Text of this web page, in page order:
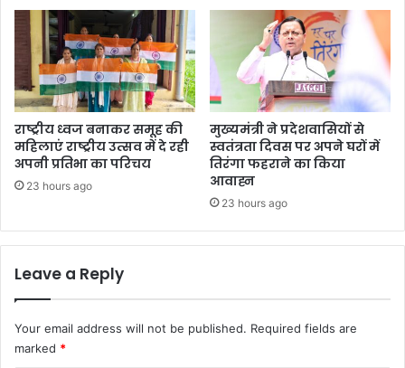
राष्ट्रीय ध्वज बनाकर समूह की
महिलाएं राष्ट्रीय उत्सव में दे रही
अपनी प्रतिभा का परिचय
23 hours ago
मुख्यमंत्री ने प्रदेशवासियों से
स्वतंत्रता दिवस पर अपने घरों में
तिरंगा फहराने का किया
आवाह्न
23 hours ago
Leave a Reply
Your email address will not be published. Required fields are
marked *